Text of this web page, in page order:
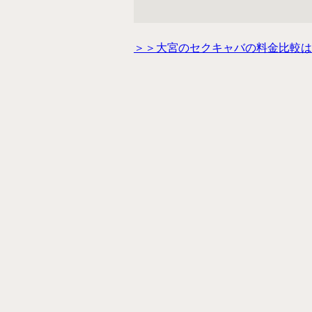
＞＞大宮のセクキャバの料金比較